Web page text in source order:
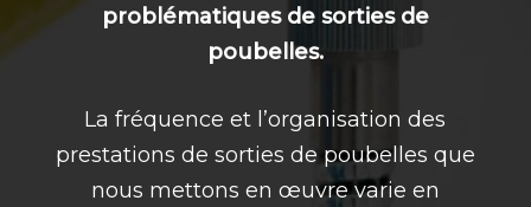
problématiques de sorties de
poubelles.
La fréquence et l’organisation des
prestations de sorties de poubelles que
nous mettons en œuvre varie en